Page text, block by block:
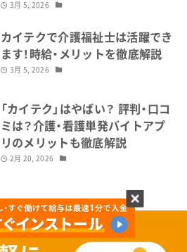
3月 5, 2026
カイテクで介護福祉士は活躍でき
ます！時給・メリットを徹底解説
3月 5, 2026
「カイテク」はやばい？ 評判・口コ
ミは？介護・看護単発バイトアプ
リのメリットも徹底解説
2月 20, 2026